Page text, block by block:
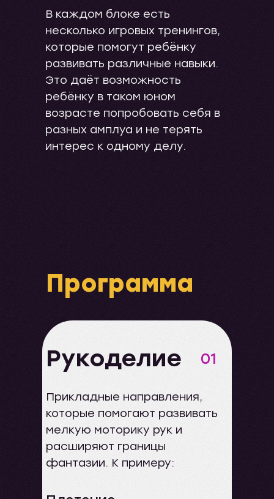
В каждом блоке есть
несколько игровых тренингов,
которые помогут ребёнку
развивать различные навыки.
Это даёт возможность
ребёнку в таком юном
возрасте попробовать себя в
разных амплуа и не терять
интерес к одному делу.
Рукоделие
Прикладные направления,
которые помогают развивать
мелкую моторику рук и
расширяют границы
фантазии. К примеру:
01
Программа